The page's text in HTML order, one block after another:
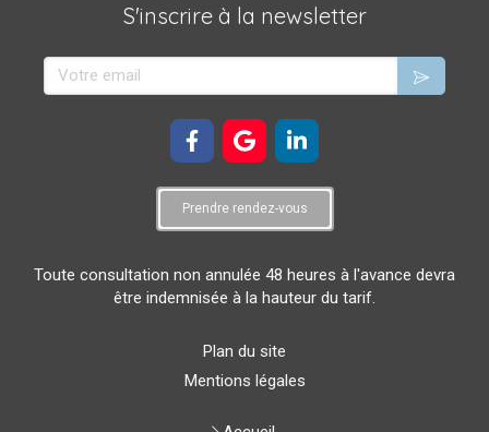
S'inscrire à la newsletter
Votre email
Prendre rendez-vous
Toute consultation non annulée 48 heures à l'avance devra
être indemnisée à la hauteur du tarif.
Plan du site
Mentions légales